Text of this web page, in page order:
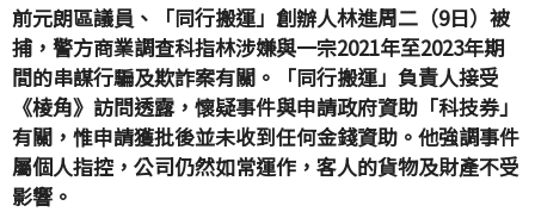
前元朗區議員、「同行搬運」創辦人林進周二（9日）被
捕，警方商業調查科指林涉嫌與一宗2021年至2023年期
間的串謀行騙及欺詐案有關。「同行搬運」負責人接受
《棱角》訪問透露，懷疑事件與申請政府資助「科技券」
有關，惟申請獲批後並未收到任何金錢資助。他強調事件
屬個人指控，公司仍然如常運作，客人的貨物及財產不受
影響。